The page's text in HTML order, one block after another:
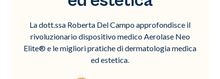
La dott.ssa Roberta Del Campo approfondisce il
rivoluzionario dispositivo medico Aerolase Neo
Elite® e le migliori pratiche di dermatologia medica
ed estetica.